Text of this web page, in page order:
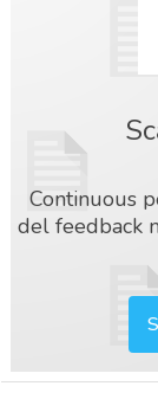
Continuous
del feedback